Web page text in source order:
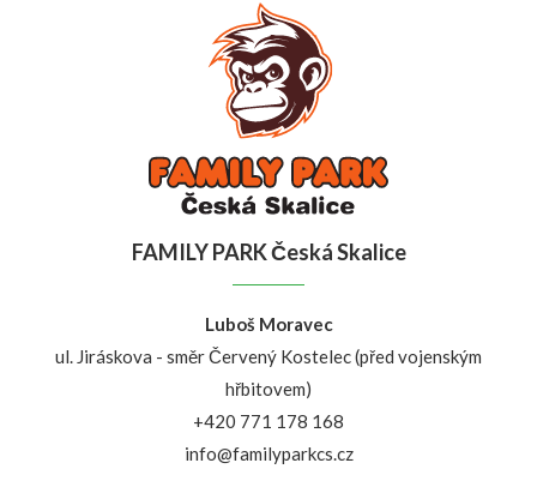
FAMILY PARK Česká Skalice
Luboš Moravec
ul. Jiráskova - směr Červený Kostelec (před vojenským
hřbitovem)
+420 771 178 168
info@familyparkcs.cz